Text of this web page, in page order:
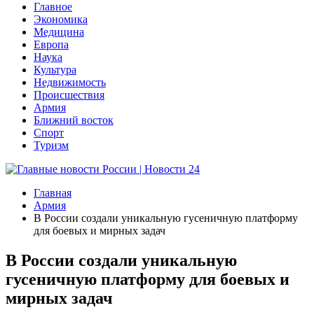
Главное
Экономика
Медицина
Европа
Наука
Культура
Недвижимость
Происшествия
Армия
Ближний восток
Спорт
Туризм
Главная
Армия
В России создали уникальную гусеничную платформу
для боевых и мирных задач
В России создали уникальную
гусеничную платформу для боевых и
мирных задач